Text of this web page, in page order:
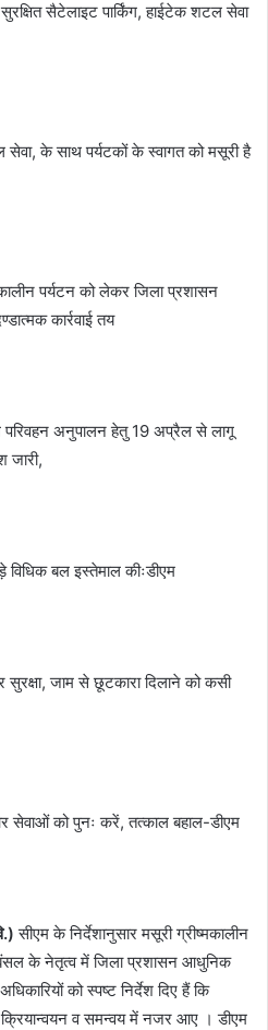
सैटेलाइट पार्किंग, हाईटेक शटल सेवा
सेवा, के साथ पर्यटकों के स्वागत को मसूरी है
पर्यटन को लेकर जिला प्रशासन
कार्रवाई तय
परिवहन अनुपालन हेतु 19 अप्रैल से लागू
जारी,
बल इस्तेमाल कीःडीएम
जाम से छूटकारा दिलाने को कसी
सेवाओं को पुनः करें, तत्काल बहाल-डीएम
सीएम के निर्देशानुसार मसूरी ग्रीष्मकालीन
के नेतृत्व में जिला प्रशासन आधुनिक
को स्पष्ट निर्देश दिए हैं कि
क्रियान्वयन व समन्वय में नजर आए । डीएम